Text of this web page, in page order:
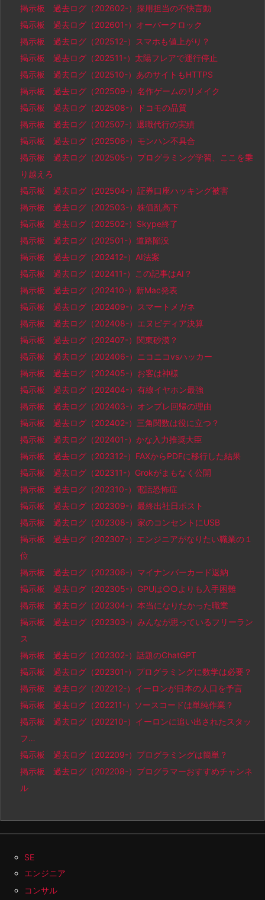
掲示板 過去ログ（202602-）採用担当の不快言動
掲示板 過去ログ（202601-）オーバークロック
掲示板 過去ログ（202512-）スマホも値上がり？
掲示板 過去ログ（202511-）太陽フレアで運行停止
掲示板 過去ログ（202510-）あのサイトもHTTPS
掲示板 過去ログ（202509-）名作ゲームのリメイク
掲示板 過去ログ（202508-）ドコモの品質
掲示板 過去ログ（202507-）退職代行の実績
掲示板 過去ログ（202506-）モンハン不具合
掲示板 過去ログ（202505-）プログラミング学習、ここを乗
り越えろ
掲示板 過去ログ（202504-）証券口座ハッキング被害
掲示板 過去ログ（202503-）株価乱高下
掲示板 過去ログ（202502-）Skype終了
掲示板 過去ログ（202501-）道路陥没
掲示板 過去ログ（202412-）AI法案
掲示板 過去ログ（202411-）この記事はAI？
掲示板 過去ログ（202410-）新Mac発表
掲示板 過去ログ（202409-）スマートメガネ
掲示板 過去ログ（202408-）エヌビディア決算
掲示板 過去ログ（202407-）関東砂漠？
掲示板 過去ログ（202406-）ニコニコvsハッカー
掲示板 過去ログ（202405-）お客は神様
掲示板 過去ログ（202404-）有線イヤホン最強
掲示板 過去ログ（202403-）オンプレ回帰の理由
掲示板 過去ログ（202402-）三角関数は役に立つ？
掲示板 過去ログ（202401-）かな入力推奨大臣
掲示板 過去ログ（202312-）FAXからPDFに移行した結果
掲示板 過去ログ（202311-）Grokがまもなく公開
掲示板 過去ログ（202310-）電話恐怖症
掲示板 過去ログ（202309-）最終出社日ポスト
掲示板 過去ログ（202308-）家のコンセントにUSB
掲示板 過去ログ（202307-）エンジニアがなりたい職業の１
位
掲示板 過去ログ（202306-）マイナンバーカード返納
掲示板 過去ログ（202305-）GPUは○○よりも入手困難
掲示板 過去ログ（202304-）本当になりたかった職業
掲示板 過去ログ（202303-）みんなが思っているフリーラン
ス
掲示板 過去ログ（202302-）話題のChatGPT
掲示板 過去ログ（202301-）プログラミングに数学は必要？
掲示板 過去ログ（202212-）イーロンが日本の人口を予言
掲示板 過去ログ（202211-）ソースコードは単純作業？
掲示板 過去ログ（202210-）イーロンに追い出されたスタッ
フ…
掲示板 過去ログ（202209-）プログラミングは簡単？
掲示板 過去ログ（202208-）プログラマーおすすめチャンネ
ル
SE
エンジニア
コンサル